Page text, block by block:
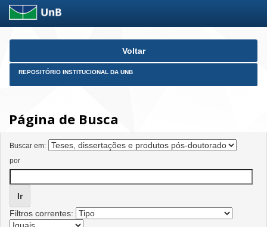
Skip
Voltar
REPOSITÓRIO INSTITUCIONAL DA UNB
Página de Busca
Buscar em:
por
Filtros correntes: